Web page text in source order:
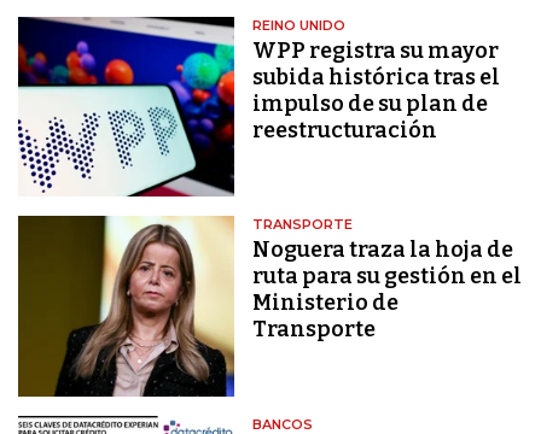
REINO UNIDO
WPP registra su mayor
subida histórica tras el
impulso de su plan de
reestructuración
TRANSPORTE
Noguera traza la hoja de
ruta para su gestión en el
Ministerio de
Transporte
BANCOS